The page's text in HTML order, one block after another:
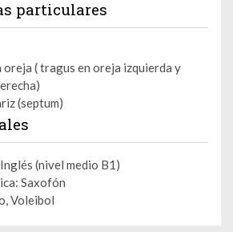
particulares
oreja ( tragus en oreja izquierda y
(septum)
(nivel medio B1)
Saxofón
Voleibol